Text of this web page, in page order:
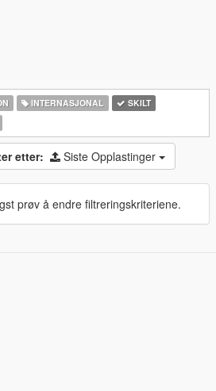
INTERNASJONAL
SKILT
etter: Siste Opplastinger
prøv å endre filtreringskriteriene.